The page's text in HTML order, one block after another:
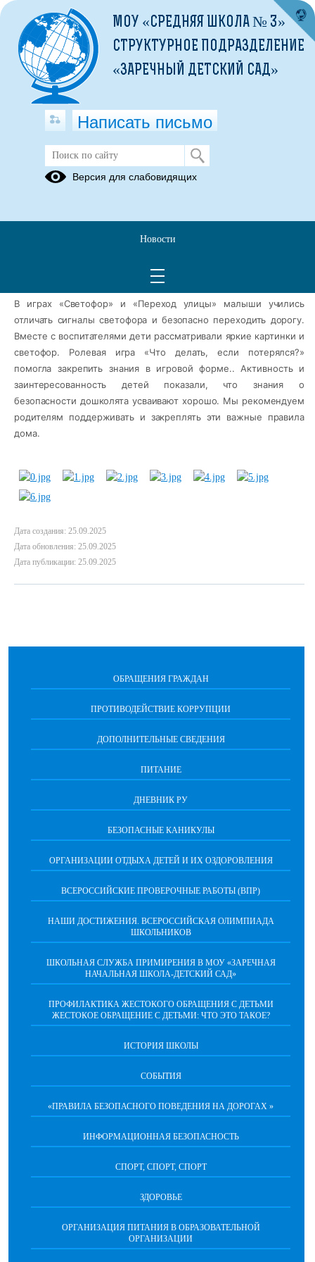
Неделя безопасности
В нашей разновозрастной группе № 2 прошла неделя
безопасности, посвящённая основным правилам поведения
правильно переходить дорогу, почему нельзя трогать горячие
В играх «Светофор» и «Переход улицы» малыши учились
отличать сигналы светофора и безопасно переходить дорогу.
Вместе с воспитателями дети рассматривали яркие картинки и
светофор. Ролевая игра «Что делать, если потерялся?»
помогла закрепить знания в игровой форме.. Активность и
заинтересованность детей показали, что знания о
безопасности дошколята усваивают хорошо. Мы рекомендуем
родителям поддерживать и закреплять эти важные правила
дома.
Дата создания: 25.09.2025
Дата обновления: 25.09.2025
Дата публикации: 25.09.2025
ОБРАЩЕНИЯ ГРАЖДАН
ПРОТИВОДЕЙСТВИЕ КОРРУПЦИИ
ДОПОЛНИТЕЛЬНЫЕ СВЕДЕНИЯ
ПИТАНИЕ
ДНЕВНИК РУ
БЕЗОПАСНЫЕ КАНИКУЛЫ
ОРГАНИЗАЦИИ ОТДЫХА ДЕТЕЙ И ИХ ОЗДОРОВЛЕНИЯ
ВСЕРОССИЙСКИЕ ПРОВЕРОЧНЫЕ РАБОТЫ (ВПР)
НАШИ ДОСТИЖЕНИЯ. ВСЕРОССИЙСКАЯ ОЛИМПИАДА
ШКОЛЬНИКОВ
ШКОЛЬНАЯ СЛУЖБА ПРИМИРЕНИЯ В МОУ «ЗАРЕЧНАЯ
НАЧАЛЬНАЯ ШКОЛА-ДЕТСКИЙ САД»
ПРОФИЛАКТИКА ЖЕСТОКОГО ОБРАЩЕНИЯ С ДЕТЬМИ
ЖЕСТОКОЕ ОБРАЩЕНИЕ С ДЕТЬМИ: ЧТО ЭТО ТАКОЕ?
ИСТОРИЯ ШКОЛЫ
СОБЫТИЯ
«ПРАВИЛА БЕЗОПАСНОГО ПОВЕДЕНИЯ НА ДОРОГАХ »
ИНФОРМАЦИОННАЯ БЕЗОПАСНОСТЬ
СПОРТ, СПОРТ, СПОРТ
ЗДОРОВЬЕ
ОРГАНИЗАЦИЯ ПИТАНИЯ В ОБРАЗОВАТЕЛЬНОЙ
ОРГАНИЗАЦИИ
МОУ «СРЕДНЯЯ ШКОЛА № 3»
СТРУКТУРНОЕ ПОДРАЗДЕЛЕНИЕ
«ЗАРЕЧНЫЙ ДЕТСКИЙ САД»
Написать письмо
Версия для слабовидящих
Новости